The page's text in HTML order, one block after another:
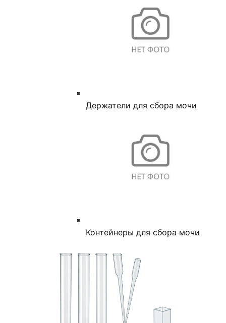
Держатели для сбора мочи
Контейнеры для сбора мочи